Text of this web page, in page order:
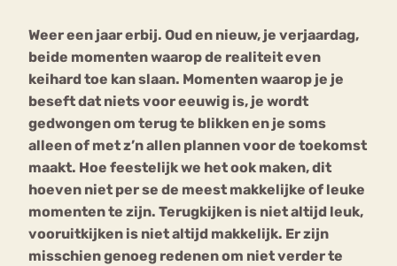
Weer een jaar erbij. Oud en nieuw, je verjaardag,
beide momenten waarop de realiteit even
keihard toe kan slaan. Momenten waarop je je
beseft dat niets voor eeuwig is, je wordt
gedwongen om terug te blikken en je soms
alleen of met z’n allen plannen voor de toekomst
maakt. Hoe feestelijk we het ook maken, dit
hoeven niet per se de meest makkelijke of leuke
momenten te zijn. Terugkijken is niet altijd leuk,
vooruitkijken is niet altijd makkelijk. Er zijn
misschien genoeg redenen om niet verder te
Chat
Forum
Bouli
mia
Nerv
osa
Eetstoornis Anorexia Nervosa
Eetbuien Piekeren Sport
Trauma
Orthorexia
Afvallen Angst